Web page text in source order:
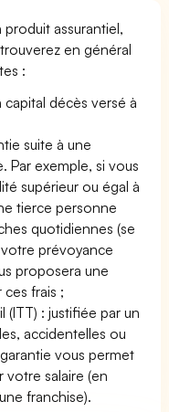
assurantiel,
en général
:
décès versé à
suite à une
Par exemple, si vous
supérieur ou égal à
tierce personne
quotidiennes (se
votre prévoyance
proposera une
frais ;
(ITT) : justifiée par un
accidentelles ou
vous permet
votre salaire (en
franchise).